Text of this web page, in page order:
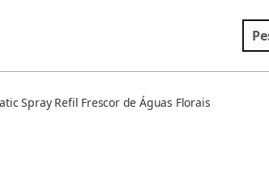
Spray Refil Frescor de Águas Florais